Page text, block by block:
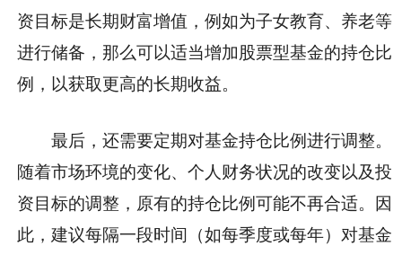
资目标是长期财富增值，例如为子女教育、养老等
进行储备，那么可以适当增加股票型基金的持仓比
例，以获取更高的长期收益。
最后，还需要定期对基金持仓比例进行调整。
随着市场环境的变化、个人财务状况的改变以及投
资目标的调整，原有的持仓比例可能不再合适。因
此，建议每隔一段时间（如每季度或每年）对基金